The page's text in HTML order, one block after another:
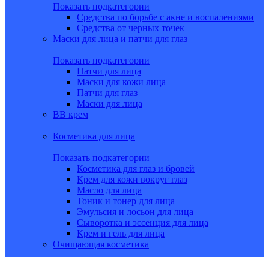
Показать подкатегории
Средства по борьбе с акне и воспалениями
Средства от черных точек
Маски для лица и патчи для глаз
Показать подкатегории
Патчи для лица
Маски для кожи лица
Патчи для глаз
Маски для лица
BB крем
Косметика для лица
Показать подкатегории
Косметика для глаз и бровей
Крем для кожи вокруг глаз
Масло для лица
Тоник и тонер для лица
Эмульсия и лосьон для лица
Сыворотка и эссенция для лица
Крем и гель для лица
Очищающая косметика